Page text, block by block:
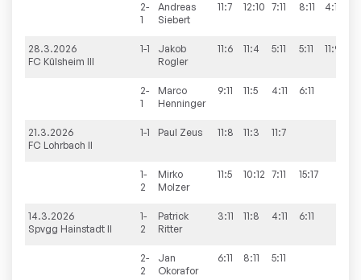
2-
1
Andreas
Siebert
11:7 12:10 7:11 8:11 4:11
28.3.2026
FC Külsheim III
1-1
Jakob
Rogler
11:6 11:4 5:11 5:11 11:9
2-
1
Marco
Henninger
9:11 11:5 4:11 6:11
21.3.2026
FC Lohrbach II
1-1 Paul Zeus 11:8 11:3 11:7
1-
2
Mirko
Molzer
11:5 10:12 7:11 15:17
14.3.2026
Spvgg Hainstadt II
1-
2
Patrick
Ritter
3:11 11:8 4:11 6:11
2-
2
Jan
Okorafor
6:11 8:11 5:11